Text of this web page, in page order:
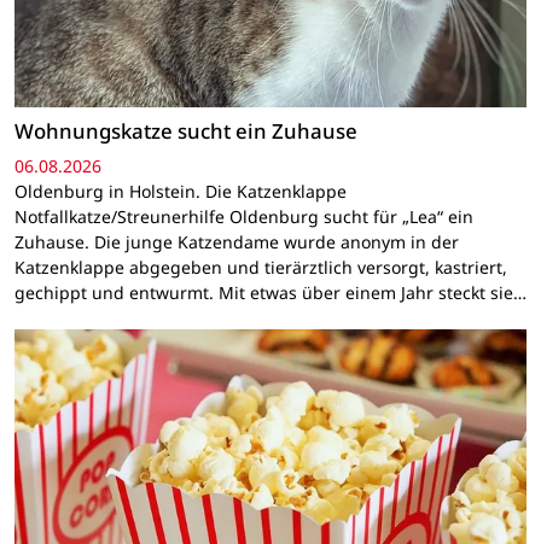
Wohnungskatze sucht ein Zuhause
06.08.2026
Oldenburg in Holstein. Die Katzenklappe
Notfallkatze/Streunerhilfe Oldenburg sucht für „Lea“ ein
Zuhause. Die junge Katzendame wurde anonym in der
Katzenklappe abgegeben und tierärztlich versorgt, kastriert,
gechippt und entwurmt. Mit etwas über einem Jahr steckt sie…